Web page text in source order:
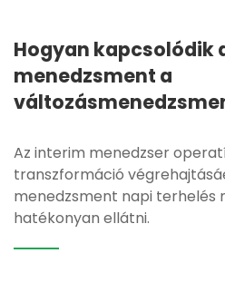
Hogyan kapcsolódik
menedzsment a
Az interim menedzser
transzformáció
menedzsment napi terhelés
hatékonyan ellátni.